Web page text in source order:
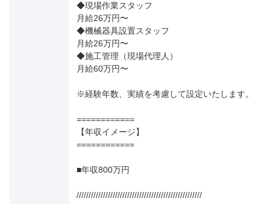
◆現場作業スタッフ
月給26万円〜
◆機械器具設置スタッフ
月給26万円〜
◆施工管理（現場代理人）
月給60万円〜
※経験年数、実績を考慮して設定いたします。
============
【年収イメージ】
============
■年収800万円
////////////////////////////////////////////////////